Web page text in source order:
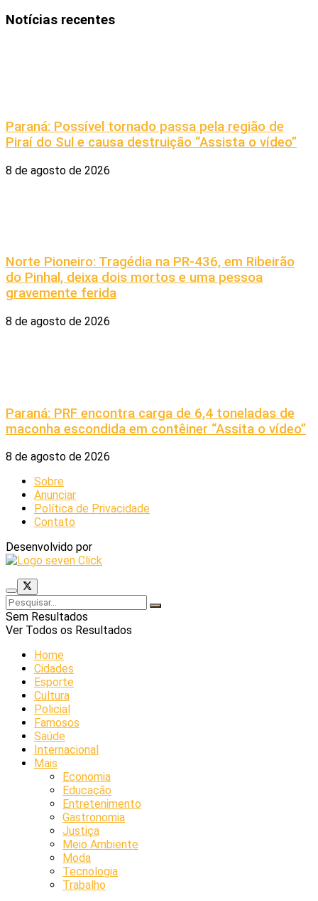
Notícias recentes
Paraná: Possível tornado passa pela região de
Piraí do Sul e causa destruição “Assista o vídeo”
8 de agosto de 2026
Norte Pioneiro: Tragédia na PR-436, em Ribeirão
do Pinhal, deixa dois mortos e uma pessoa
gravemente ferida
8 de agosto de 2026
Paraná: PRF encontra carga de 6,4 toneladas de
maconha escondida em contêiner “Assita o vídeo”
8 de agosto de 2026
Sobre
Anunciar
Política de Privacidade
Contato
Desenvolvido por
Sem Resultados
Ver Todos os Resultados
Home
Cidades
Esporte
Cultura
Policial
Famosos
Saúde
Internacional
Mais
Economia
Educação
Entretenimento
Gastronomia
Justiça
Meio Ambiente
Moda
Tecnologia
Trabalho